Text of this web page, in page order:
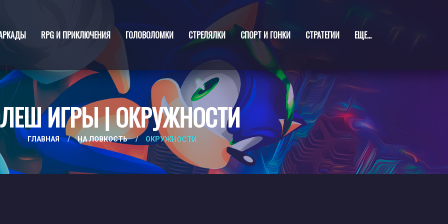
RPG И ПРИКЛЮЧЕНИЯ ГОЛОВОЛОМКИ СТРЕЛЯЛКИ СПОРТ И ГОНКИ СТРАТЕГИИ ЕЩЕ...
ИГРЫ | ОКРУЖНОСТИ
ГЛАВНАЯ / НА ЛОВКОСТЬ / ОКРУЖНОСТИ